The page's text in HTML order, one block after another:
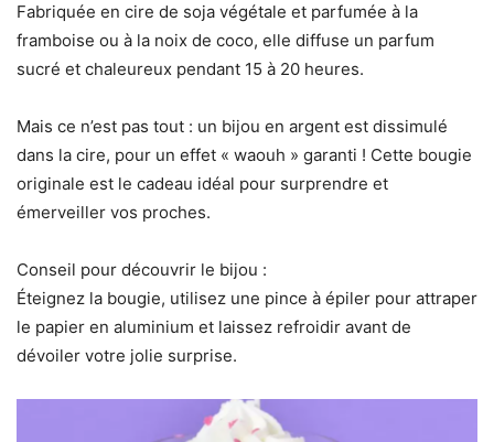
Fabriquée en cire de soja végétale et parfumée à la
framboise ou à la noix de coco, elle diffuse un parfum
sucré et chaleureux pendant 15 à 20 heures.
Mais ce n’est pas tout : un bijou en argent est dissimulé
dans la cire, pour un effet « waouh » garanti ! Cette bougie
originale est le cadeau idéal pour surprendre et
émerveiller vos proches.
Conseil pour découvrir le bijou :
Éteignez la bougie, utilisez une pince à épiler pour attraper
le papier en aluminium et laissez refroidir avant de
dévoiler votre jolie surprise.